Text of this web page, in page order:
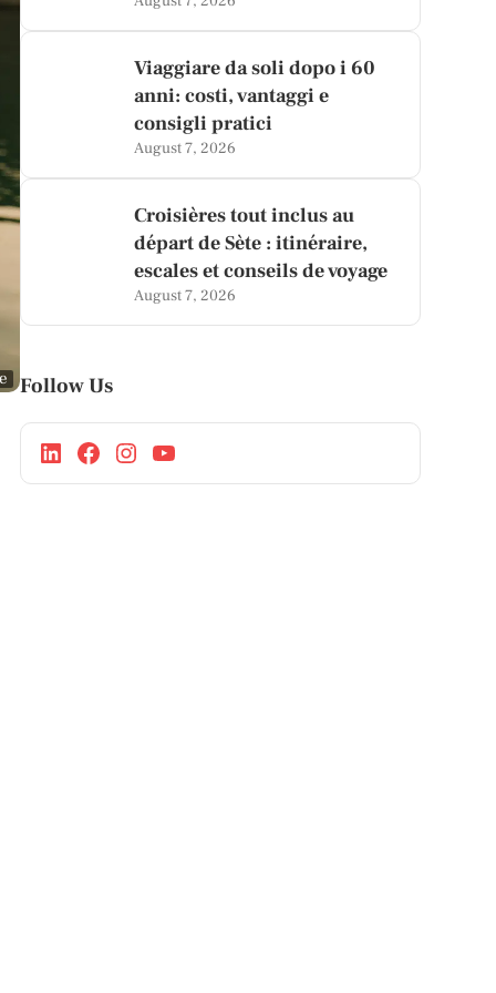
Viaggiare da soli dopo i 60
anni: costi, vantaggi e
consigli pratici
August 7, 2026
Croisières tout inclus au
départ de Sète : itinéraire,
escales et conseils de voyage
August 7, 2026
Follow Us